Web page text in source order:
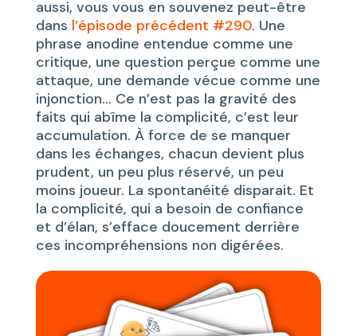
aussi, vous vous en souvenez peut-être
dans l’épisode précédent #290. Une
phrase anodine entendue comme une
critique, une question perçue comme une
attaque, une demande vécue comme une
injonction… Ce n’est pas la gravité des
faits qui abîme la complicité, c’est leur
accumulation. À force de se manquer
dans les échanges, chacun devient plus
prudent, un peu plus réservé, un peu
moins joueur. La spontanéité disparait. Et
la complicité, qui a besoin de confiance
et d’élan, s’efface doucement derrière
ces incompréhensions non digérées.